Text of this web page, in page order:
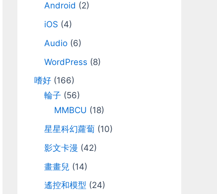
Android (2)
iOS (4)
Audio (6)
WordPress (8)
嗜好 (166)
輪子 (56)
MMBCU (18)
星星科幻蘿蔔 (10)
影文卡漫 (42)
畫畫兒 (14)
遙控和模型 (24)